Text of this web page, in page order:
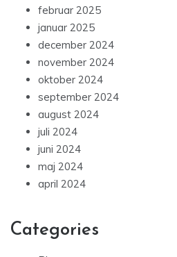
februar 2025
januar 2025
december 2024
november 2024
oktober 2024
september 2024
august 2024
juli 2024
juni 2024
maj 2024
april 2024
Categories